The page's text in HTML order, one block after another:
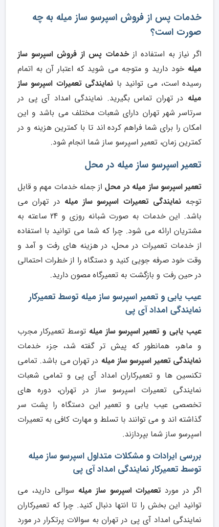
خدمات پس از فروش اسپرسو ساز میله به چه
صورت است؟
اگر نیاز به استفاده ازخدمات پس از فروش اسپرسو ساز
میله خود دارید و متوجه می شوید که اعتبار آن به اتمام
رسیده است، می توانید با نمایندگی تعمیرات اسپرسو ساز
میله در تهران تماس بگیرید. نمایندگی امداد آی پی در
سرتاسر شهر تهران دارای شعبات مختلف می باشد و این
امکان را برای شما فراهم کرده اند تا با کمترین هزینه و در
کمترین زمان، تعمیر اسپرسو ساز شما انجام شود.
تعمیر اسپرسو ساز میله در محل
تعمیر اسپرسو ساز میله در محل از جمله خدمات مهم و قابل
توجه نمایندگی تعمیرات اسپرسو ساز میله در تهران می
باشد. این خدمات به صورت شبانه روزی و 24 ساعته به
مشتریان ارائه می شود. چرا که شما می توانید با استفاده
از خدمات تعمیرات در محل، در هزینه های رفت و آمد و
وقت خود صرفه جویی کنید و دستگاه را از خطرات احتمالی
در حین رفت و بازگشت به تعمیرگاه مصون دارید.
عیب یابی و تعمیر اسپرسو ساز میله توسط تعمیرکار
نمایندگی امداد آی پی
عیب یابی و تعمیر اسپرسو ساز میله توسط تعمیرکار مجرب
و ماهر، همانطور که پیش تر گفته شد، جزء خدمات
نمایندگی تعمیر اسپرسو ساز میله در تهران می باشد. تمامی
تکنسین ها و تعمیرکاران امداد آی پی و تمامی شعبات
نمایندگی تعمیرات اسپرسو ساز در تهران، دوره های
تخصصی عیب یابی و تعمیر این دستگاه را پشت سر
گذاشته اند و می توانند با تسلط و مهارت کافی به تعمیرات
اسپرسو ساز شما بپردازند.
بررسی ایرادات و مشکلات متداول اسپرسو ساز میله
توسط تعمیرکار نمایندگی امداد آی پی
اگر در مورد تعمیرات اسپرسو ساز میله سوالی دارید، می
توانید این بخش را تا انتها دنبال کنید. چرا که تعمیرکاران
نمایندگی امداد آی پی در تهران به سوالات پرتکرار در مورد